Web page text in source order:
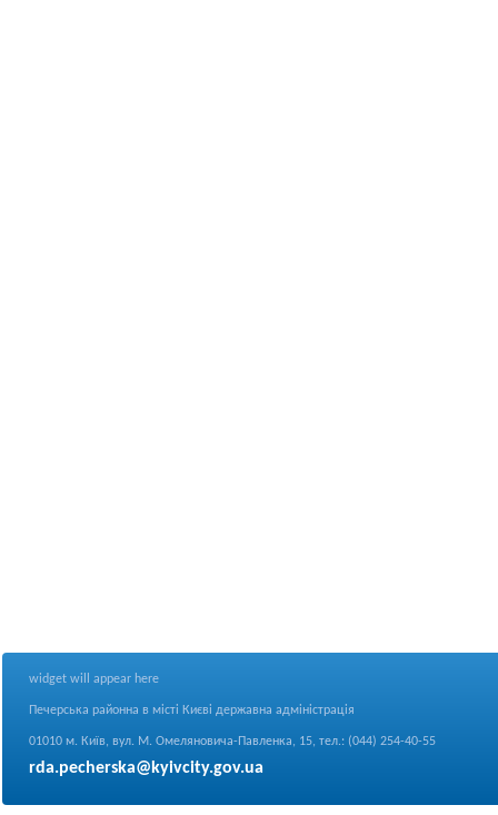
widget will appear here
Печерська районна в місті Києві державна адміністрація
01010 м. Київ, вул. М. Омеляновича-Павленка, 15, тел.: (044) 254-40-55
rda.pecherska@kyivcity.gov.ua